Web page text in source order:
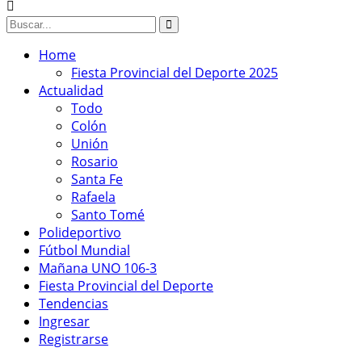
Home
Fiesta Provincial del Deporte 2025
Actualidad
Todo
Colón
Unión
Rosario
Santa Fe
Rafaela
Santo Tomé
Polideportivo
Fútbol Mundial
Mañana UNO 106-3
Fiesta Provincial del Deporte
Tendencias
Ingresar
Registrarse